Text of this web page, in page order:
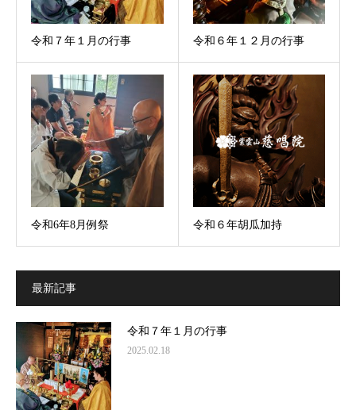
令和７年１月の行事 令和６年１２月の行事
令和6年8月例祭 令和６年胡瓜加持
最新記事
令和７年１月の行事
2025.02.18